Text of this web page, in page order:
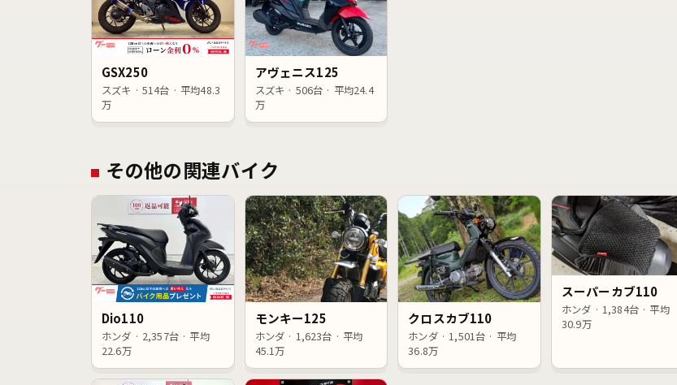
GSX250
スズキ · 514台 · 平均48.3
万
アヴェニス125
スズキ · 506台 · 平均24.4
万
その他の関連バイク
Dio110
ホンダ · 2,357台 · 平均
22.6万
モンキー125
ホンダ · 1,623台 · 平均
45.1万
クロスカブ110
ホンダ · 1,501台 · 平均
36.8万
スーパーカブ110
ホンダ · 1,384台 · 平均
30.9万